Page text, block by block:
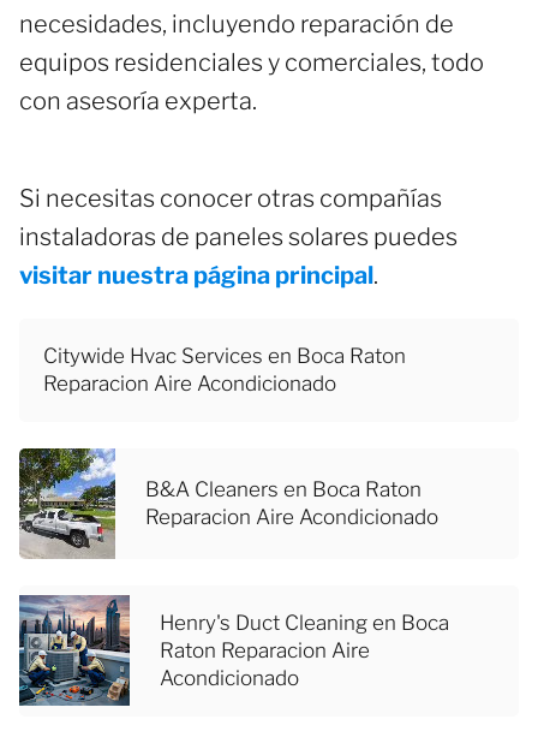
necesidades, incluyendo reparación de
equipos residenciales y comerciales, todo
con asesoría experta.
Si necesitas conocer otras compañías
instaladoras de paneles solares puedes
visitar nuestra página principal.
Citywide Hvac Services en Boca Raton
Reparacion Aire Acondicionado
B&A Cleaners en Boca Raton
Reparacion Aire Acondicionado
Henry's Duct Cleaning en Boca
Raton Reparacion Aire
Acondicionado